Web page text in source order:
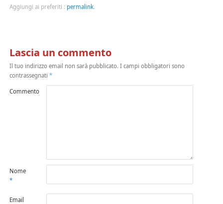
Aggiungi ai preferiti : permalink.
Lascia un commento
Il tuo indirizzo email non sarà pubblicato. I campi obbligatori sono
contrassegnati *
Commento
Nome
*
Email